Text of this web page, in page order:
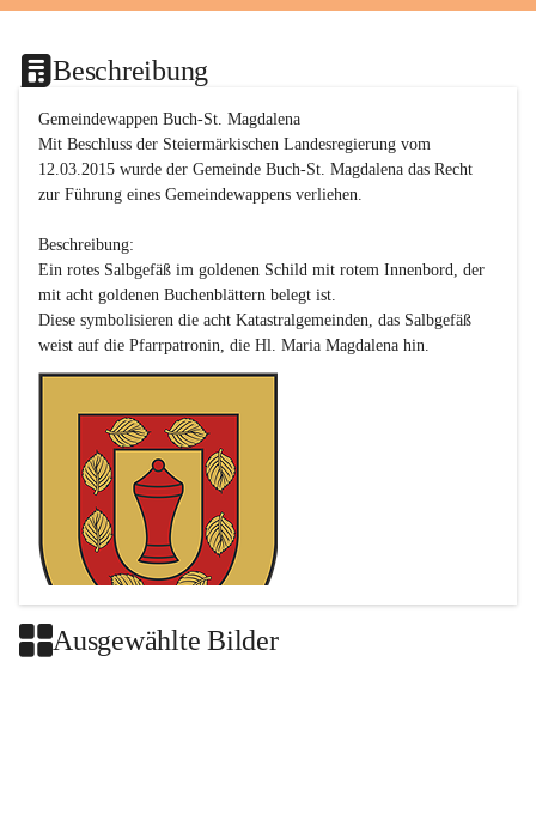
Beschreibung
Gemeindewappen Buch-St. Magdalena
Mit Beschluss der Steiermärkischen Landesregierung vom
12.03.2015 wurde der Gemeinde Buch-St. Magdalena das Recht
zur Führung eines Gemeindewappens verliehen.
Beschreibung:
Ein rotes Salbgefäß im goldenen Schild mit rotem Innenbord, der
mit acht goldenen Buchenblättern belegt ist.
Diese symbolisieren die acht Katastralgemeinden, das Salbgefäß
Ausgewählte Bilder